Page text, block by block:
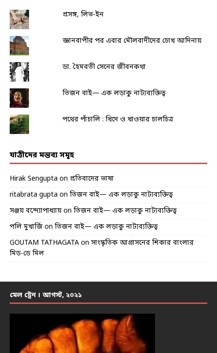
প্রসঙ্গ, লিভ-ইন
জ্ঞানবাপীর পর এবার মৌলবাদীদের চোখ আদিনায়
ডা. হৈমবতী সেনের জীবনকথা
তিজন বাই— এক লড়াকু নাট্যব্যক্তিত্ব
পথের পাঁচালি : খিদে ও খাওয়ার চালচিত্র
যাত্রীদের মন্তব্য সমূহ
Hirak Sengupta on প্রতিবাদের ভাষা
ritabrata gupta on তিজন বাই— এক লড়াকু নাট্যব্যক্তিত্ব
সঞ্জয় বন্দ্যোপাধ্যায় on তিজন বাই— এক লড়াকু নাট্যব্যক্তিত্ব
পলি মুখার্জি on তিজন বাই— এক লড়াকু নাট্যব্যক্তিত্ব
GOUTAM TATHAGATA on সাংস্কৃতিক আগ্রাসনের শিকার বাংলার
মিড-ডে মিল
মেল ট্রেন । আগস্ট, ২০২১